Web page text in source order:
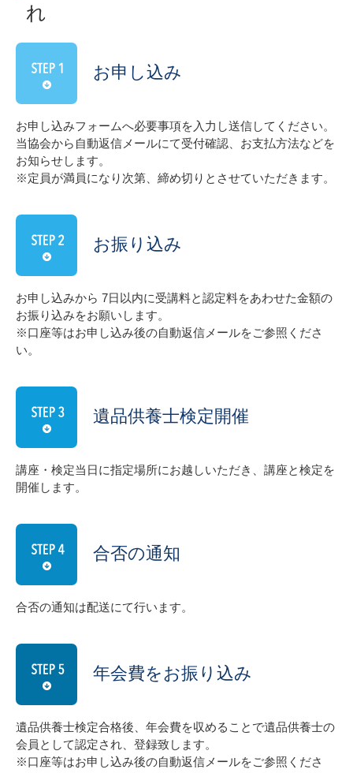
れ
お申し込み
お申し込みフォームへ必要事項を入力し送信してください。
当協会から自動返信メールにて受付確認、お支払方法などを
お知らせします。
※定員が満員になり次第、締め切りとさせていただきます。
お振り込み
お申し込みから 7日以内に受講料と認定料をあわせた金額の
お振り込みをお願いします。
※口座等はお申し込み後の自動返信メールをご参照くださ
い。
遺品供養士検定開催
講座・検定当日に指定場所にお越しいただき、講座と検定を
開催します。
合否の通知
合否の通知は配送にて行います。
年会費をお振り込み
遺品供養士検定合格後、年会費を収めることで遺品供養士の
会員として認定され、登録致します。
※口座等はお申し込み後の自動返信メールをご参照くださ